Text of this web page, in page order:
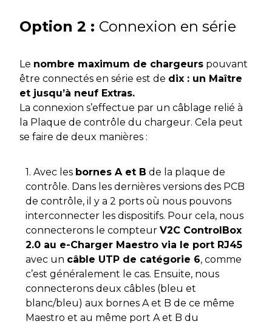
Option 2 : Connexion en série
Le nombre maximum de chargeurs pouvant
être connectés en série est de dix : un Maître
et jusqu’à neuf Extras.
La connexion s’effectue par un câblage relié à
la Plaque de contrôle du chargeur. Cela peut
se faire de deux manières :
1. Avec les bornes A et B de la plaque de
contrôle. Dans les dernières versions des PCB
de contrôle, il y a 2 ports où nous pouvons
interconnecter les dispositifs. Pour cela, nous
connecterons le compteur V2C ControlBox
2.0 au e-Charger Maestro via le port RJ45
avec un câble UTP de catégorie 6, comme
c’est généralement le cas. Ensuite, nous
connecterons deux câbles (bleu et
blanc/bleu) aux bornes A et B de ce même
Maestro et au même port A et B du